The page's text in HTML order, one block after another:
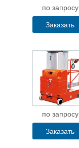
по запросу
Заказать
по запросу
Заказать